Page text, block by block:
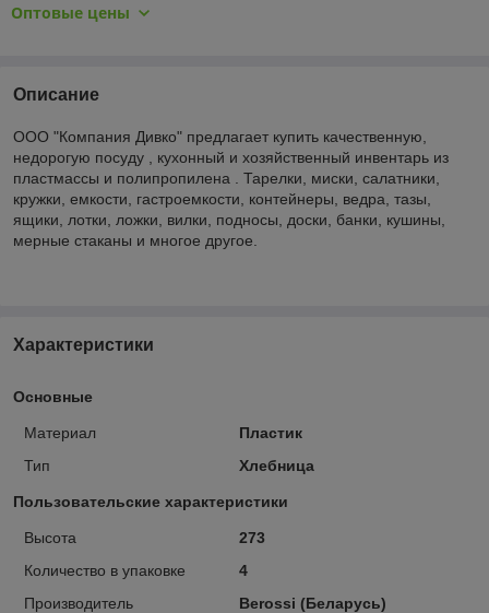
Оптовые цены
Описание
ООО "Компания Дивко" предлагает купить качественную,
недорогую посуду , кухонный и хозяйственный инвентарь из
пластмассы и полипропилена . Тарелки, миски, салатники,
кружки, емкости, гастроемкости, контейнеры, ведра, тазы,
ящики, лотки, ложки, вилки, подносы, доски, банки, кушины,
мерные стаканы и многое другое.
Характеристики
Основные
Материал
Пластик
Тип
Хлебница
Пользовательские характеристики
Высота
273
Количество в упаковке
4
Производитель
Berossi (Беларусь)